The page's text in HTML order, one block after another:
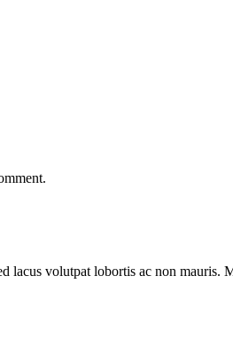
lacus volutpat lobortis ac non mauris.